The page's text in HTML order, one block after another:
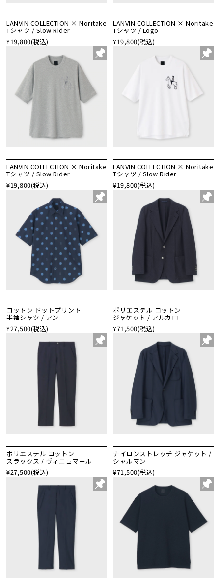
LANVIN COLLECTION × Noritake
Tシャツ / Slow Rider
¥19,800(税込)
LANVIN COLLECTION × Noritake
Tシャツ / Logo
¥19,800(税込)
LANVIN COLLECTION × Noritake
Tシャツ / Slow Rider
¥19,800(税込)
LANVIN COLLECTION × Noritake
Tシャツ / Slow Rider
¥19,800(税込)
コットン ドットプリント
半袖シャツ / アン
¥27,500(税込)
ポリエステル コットン
ジャケット / アルカロ
¥71,500(税込)
ポリエステル コットン
スラックス / ヴィニュマール
¥27,500(税込)
ナイロンストレッチ ジャケット /
シャルマン
¥71,500(税込)